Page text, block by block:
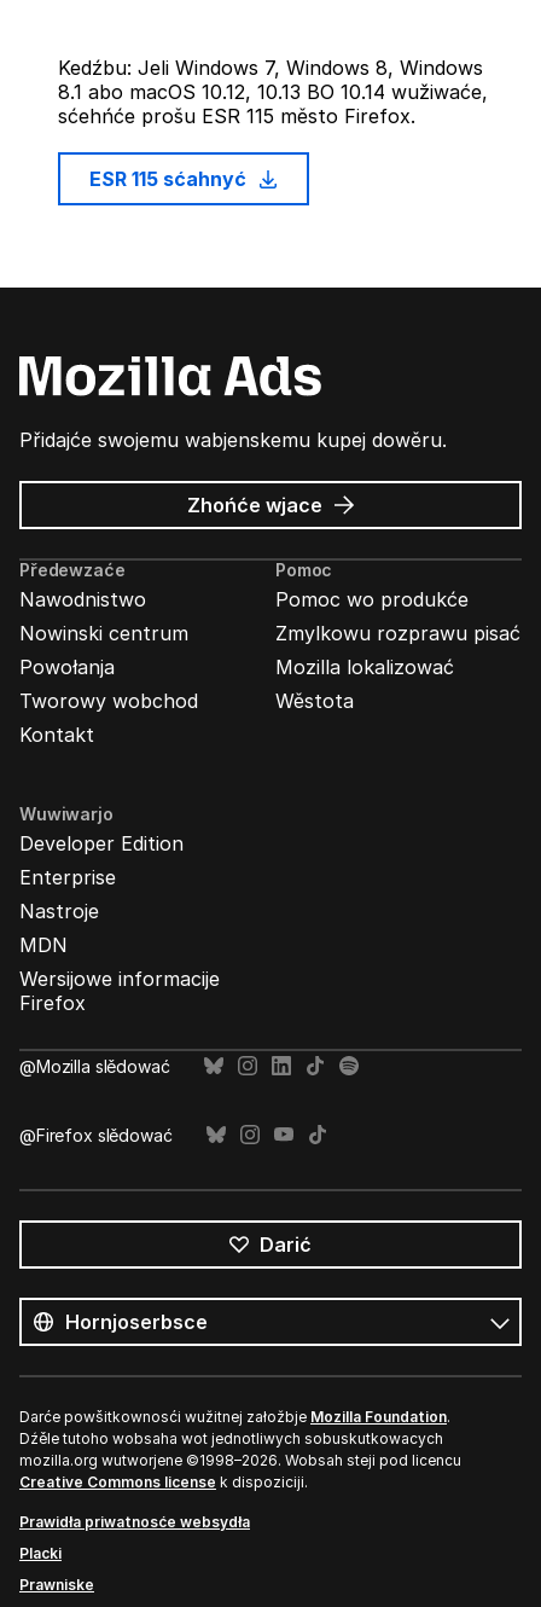
Kedźbu: Jeli Windows 7, Windows 8, Windows
8.1 abo macOS 10.12, 10.13 BO 10.14 wužiwaće,
sćehńće prošu ESR 115 město Firefox.
ESR 115 sćahnyć
Přidajće swojemu wabjenskemu kupej dowěru.
Zhońće wjace wo
Wabjenje
Mozilla
Předewzaće
Nawodnistwo
Nowinski centrum
Powołanja
Tworowy wobchod
Kontakt
Pomoc
Pomoc wo produkće
Zmylkowu rozprawu pisać
Mozilla lokalizować
Wěstota
Wuwiwarjo
Developer Edition
Enterprise
Nastroje
MDN
Wersijowe informacije
Firefox
@Mozilla slědować
@Firefox slědować
Darić
rěče
Rěč
Darće powšitkownosći wužitnej załožbje Mozilla Foundation.
Dźěle tutoho wobsaha wot jednotliwych sobuskutkowacych
mozilla.org wutworjene ©1998–2026. Wobsah steji pod licencu
Creative Commons license k dispoziciji.
Prawidła priwatnosće websydła
Placki
Prawniske